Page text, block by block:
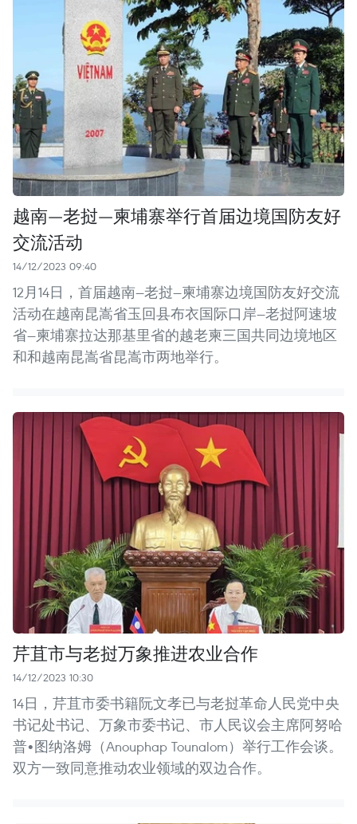
越南—老挝—柬埔寨举行首届边境国防友好
交流活动
14/12/2023 09:40
12月14日，首届越南—老挝—柬埔寨边境国防友好交流
活动在越南昆嵩省玉回县布衣国际口岸—老挝阿速坡
省—柬埔寨拉达那基里省的越老柬三国共同边境地区
和和越南昆嵩省昆嵩市两地举行。
芹苴市与老挝万象推进农业合作
14/12/2023 10:30
14日，芹苴市委书籍阮文孝已与老挝革命人民党中央
书记处书记、万象市委书记、市人民议会主席阿努哈
普•图纳洛姆（Anouphap Tounalom）举行工作会谈。
双方一致同意推动农业领域的双边合作。